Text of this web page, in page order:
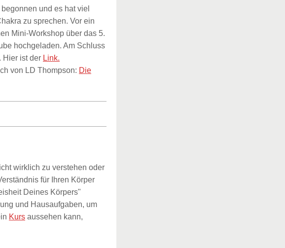
und es hat viel
zu sprechen. Vor ein
Mini-Workshop über das 5.
hochgeladen. Am Schluss
Hier ist der Link.
von LD Thompson: Die
wirklich zu verstehen oder
für Ihren Körper
Deines Körpers"
und Hausaufgaben, um
Kurs aussehen kann,